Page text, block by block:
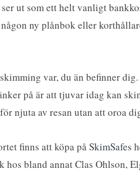
ut som ett helt vanligt
ny plånbok eller
var, du än befinner
på är att tjuvar idag kan
njuta av resan utan att oroa
finns att köpa påSkimSafes
bland annat Clas Ohlson,